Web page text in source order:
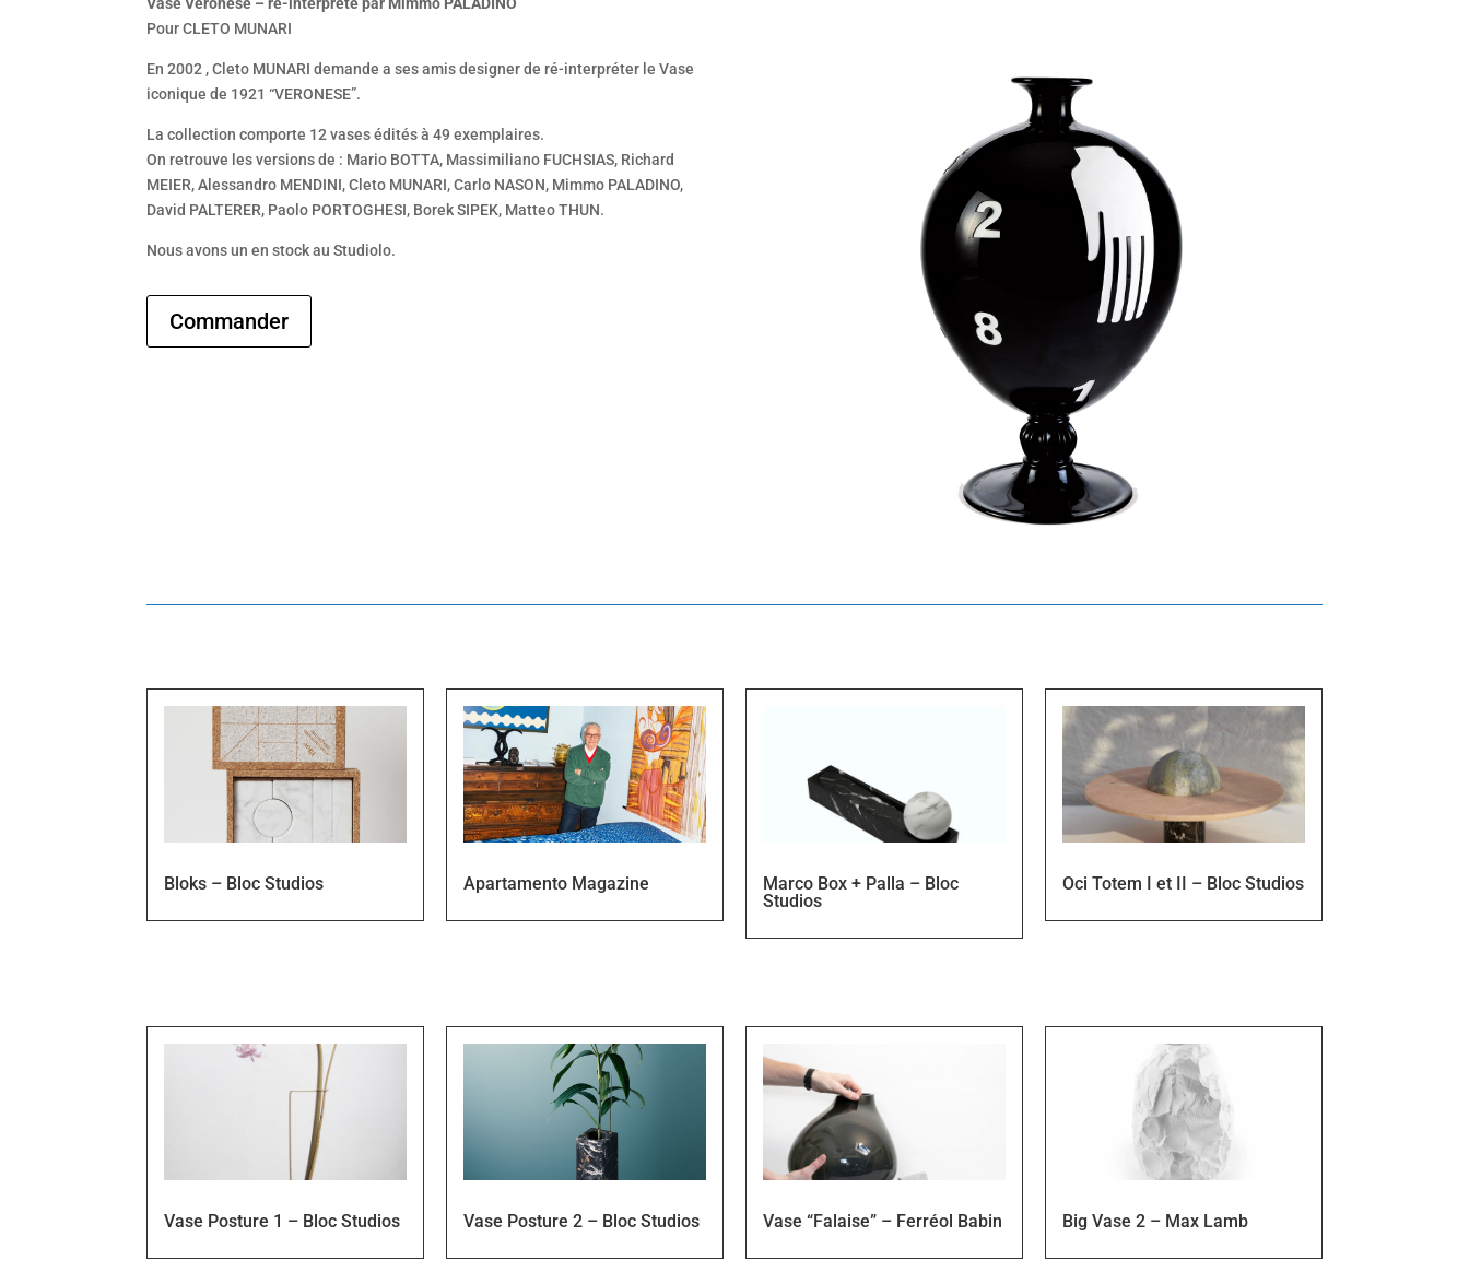
Pour CLETO MUNARI
En 2002 , Cleto MUNARI demande a ses amis designer de ré-interpréter le Vase
iconique de 1921 “VERONESE”.
La collection comporte 12 vases édités à 49 exemplaires.
On retrouve les versions de : Mario BOTTA, Massimiliano FUCHSIAS, Richard
MEIER, Alessandro MENDINI, Cleto MUNARI, Carlo NASON, Mimmo PALADINO,
David PALTERER, Paolo PORTOGHESI, Borek SIPEK, Matteo THUN.
Nous avons un en stock au Studiolo.
Commander
Bloks – Bloc Studios Apartamento Magazine
Marco Box + Palla – Bloc
Studios
Oci Totem I et II – Bloc Studios
Vase Posture 1 – Bloc Studios Vase Posture 2 – Bloc Studios Vase “Falaise” – Ferréol Babin Big Vase 2 – Max Lamb